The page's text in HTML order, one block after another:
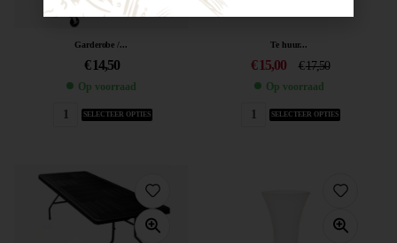
Garderobe /...
€14,50
Op voorraad
SELECTEER OPTIES
Te huur...
€17,50
€ 15,00
Op voorraad
SELECTEER OPTIES